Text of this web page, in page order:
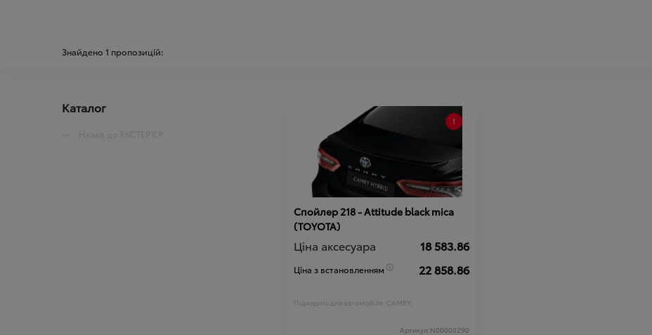
Знайдено 1 пропозицій:
Каталог
Спойлер 218 - Attitude black mica
(TOYOTA)
Ціна аксесуара 18 583.86
Ціна з встановленням 22 858.86
Підходить для автомобіля :CAMRY;
Артикул:N00000290